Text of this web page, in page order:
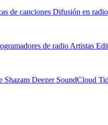
de canciones Difusión en radio
de radio Artistas
Shazam Deezer SoundCloud